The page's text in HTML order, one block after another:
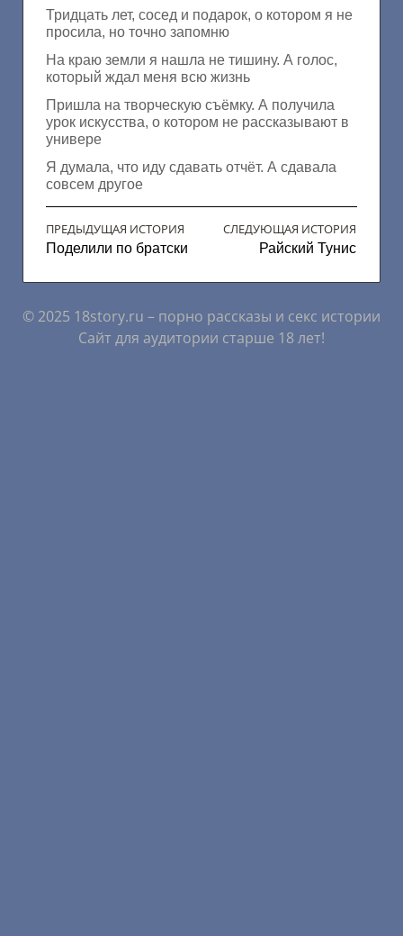
Тридцать лет, сосед и подарок, о котором я не
просила, но точно запомню
На краю земли я нашла не тишину. А голос,
который ждал меня всю жизнь
Пришла на творческую съёмку. А получила
урок искусства, о котором не рассказывают в
универе
Я думала, что иду сдавать отчёт. А сдавала
совсем другое
ПРЕДЫДУЩАЯ ИСТОРИЯ
Поделили по братски
СЛЕДУЮЩАЯ ИСТОРИЯ
Райский Тунис
© 2025 18story.ru – порно рассказы и секс истории
Сайт для аудитории старше 18 лет!